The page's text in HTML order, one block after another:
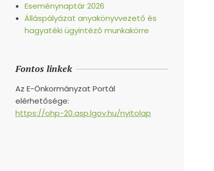
Eseménynaptár 2026
Álláspályázat anyakönyvvezető és
hagyatéki ügyintéző munkakörre
Fontos linkek
Az E-Önkormányzat Portál
elérhetősége:
https://ohp-20.asp.lgov.hu/nyitolap